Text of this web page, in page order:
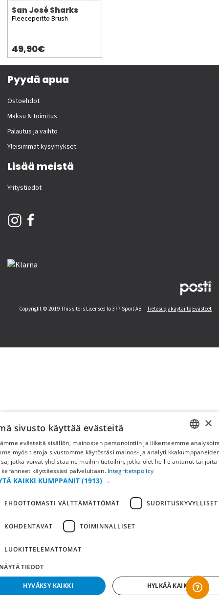
San José Sharks
Fleecepeitto Brush
49,90€
Pyydä apua
Ostoehdot
Maksu & toimitus
Palautus ja vaihto
Yleisimmät kysymykset
Lisää meistä
Yritystiedot
Copyright © 2019 This site is Licensed to 377 Sport AB Tietosuojakäytäntö Evästeet
FI
×
sivusto käyttää evästeitä
evästeitä sisällön, mainosten personointiin ja liikenteemme
myös tietoja sivustomme käytöstäsi mainos- ja
jotka voivat yhdistää ne muihin tietoihin, jotka olet heille antanut tai joita
keränneet käyttäessäsi palveluitaan. Integritetspolicy
KAIKKI KUMPPANIT (1913) →
EHDOTTOMASTI VÄLTTÄMÄTTÖMÄT SUORITUSKYVYLLISET
KOHDENTAVAT TOIMINNALLISET
LUOKITTELEMATTOMAT
TIEDOT
HYVÄKSY KAIKKI HYLKÄÄ KAIKKI